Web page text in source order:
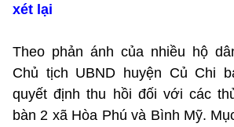
xét lại
Theo phản ánh của nhiều hộ
Chủ tịch UBND huyện Củ Chi
quyết định thu hồi đối với các
bàn 2 xã Hòa Phú và Bình Mỹ.